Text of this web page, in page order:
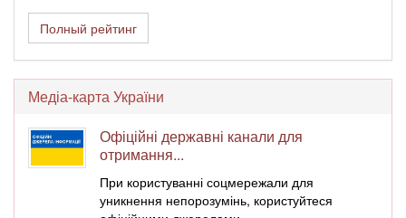
Полный рейтинг
Медіа-карта України
Офіційні державні канали для
отримання...
При користуванні соцмережали для
уникнення непорозумінь, користуйтеся